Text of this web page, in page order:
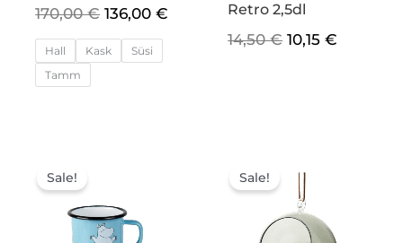
170,00€ 136,00€
Hall Kask
Süsi
Tamm
Retro 2,5dl
14,50€ 10,15€
Sale!
14,50 €.
Sale!
hind
oli:
15,15 €.